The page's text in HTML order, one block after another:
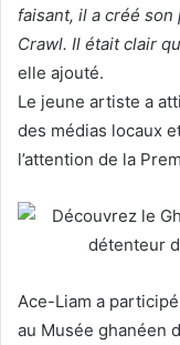
faisant, il a créé
Crawl. Il était clair
elle ajouté.
Le jeune artiste a
des médias locaux
l’attention de la
Ace-Liam a
au Musée ghanéen